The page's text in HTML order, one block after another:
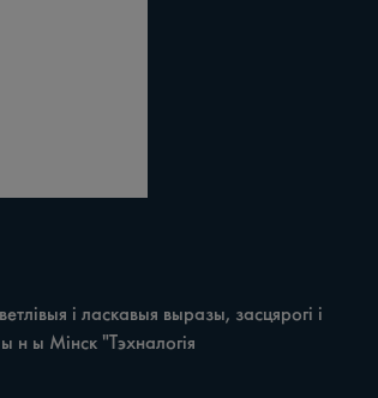
i ласкавыя выразы, засцярогі i
н ы Мінск "Тэхналогія